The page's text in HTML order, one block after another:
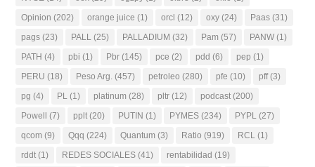
Opinion (202) orange juice (1) orcl (12) oxy (24) Paas (31)
pags (23) PALL (25) PALLADIUM (32) Pam (57) PANW (1)
PATH (4) pbi (1) Pbr (145) pce (2) pdd (6) pep (1)
PERU (18) Peso Arg. (457) petroleo (280) pfe (10) pff(3)
pg (4) PL (1) platinum (28) pltr (12) podcast (200)
Powell (7) pplt (20) PUTIN (1) PYMES (234) PYPL (27)
qcom (9) Qqq (224) Quantum (3) Ratio (919) RCL (1)
rddt (1) REDES SOCIALES (41) rentabilidad (19)